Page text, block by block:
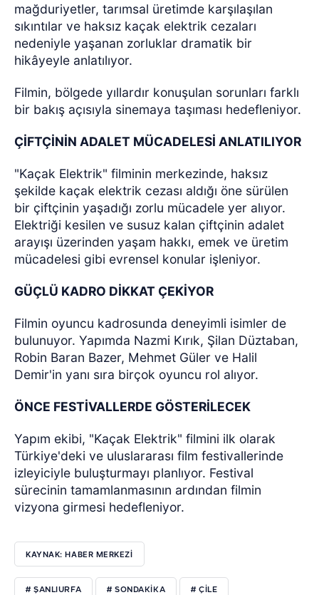
mağduriyetler, tarımsal üretimde karşılaşılan
sıkıntılar ve haksız kaçak elektrik cezaları
nedeniyle yaşanan zorluklar dramatik bir
hikâyeyle anlatılıyor.
Filmin, bölgede yıllardır konuşulan sorunları farklı
bir bakış açısıyla sinemaya taşıması hedefleniyor.
ÇİFTÇİNİN ADALET MÜCADELESİ ANLATILIYOR
"Kaçak Elektrik" filminin merkezinde, haksız
şekilde kaçak elektrik cezası aldığı öne sürülen
bir çiftçinin yaşadığı zorlu mücadele yer alıyor.
Elektriği kesilen ve susuz kalan çiftçinin adalet
arayışı üzerinden yaşam hakkı, emek ve üretim
mücadelesi gibi evrensel konular işleniyor.
GÜÇLÜ KADRO DİKKAT ÇEKİYOR
Filmin oyuncu kadrosunda deneyimli isimler de
bulunuyor. Yapımda Nazmi Kırık, Şilan Düztaban,
Robin Baran Bazer, Mehmet Güler ve Halil
Demir'in yanı sıra birçok oyuncu rol alıyor.
ÖNCE FESTİVALLERDE GÖSTERİLECEK
Yapım ekibi, "Kaçak Elektrik" filmini ilk olarak
Türkiye'deki ve uluslararası film festivallerinde
izleyiciyle buluşturmayı planlıyor. Festival
sürecinin tamamlanmasının ardından filmin
vizyona girmesi hedefleniyor.
KAYNAK: HABER MERKEZİ
# ŞANLIURFA # SONDAKIKA # ÇILE